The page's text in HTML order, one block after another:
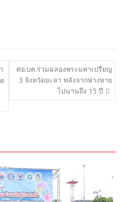
ศอ.บต.ร่วมฉลองพระมหาเปรียญ
3 จังหวัดยะลา หลังจากห่างหาย
ไปนานถึง 15 ปี